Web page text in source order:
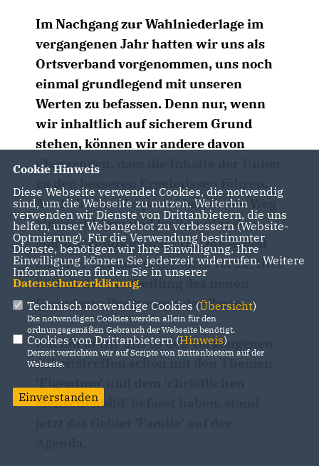
Im Nachgang zur Wahlniederlage im
vergangenen Jahr hatten wir uns als
Ortsverband vorgenommen, uns noch
einmal grundlegend mit unseren
Werten zu befassen. Denn nur, wenn
wir inhaltlich auf sicherem Grund
stehen, können wir andere davon
überzeugen, dass die Inhalte der Union
zu den besseren Ergebnissen führen.
Auch die Bundespartei hat diesen Weg
eingeschlagen und treibt unter dem
Motto 'Grundsätzlich CDU' die Arbeit
an einer Grundwertecharta voran. Dies
ist Teil der Erarbeitung des neuen
Grundsatz-Programms der Partei.
Nachdem wir uns in den vergangenen
Arbeitstreffen schon mit den Themen
Menschenbild' befasst haben, stand
Cookie Hinweis
Diese Webseite verwendet Cookies, die notwendig
sind, um die Webseite zu nutzen. Weiterhin
verwenden wir Dienste von Drittanbietern, die uns
helfen, unser Webangebot zu verbessern (Website-
Optmierung). Für die Verwendung bestimmter
Dienste, benötigen wir Ihre Einwilligung. Ihre
Einwilligung können Sie jederzeit widerrufen. Weitere
Informationen finden Sie in unserer
Datenschutzerklärung.
Technisch notwendige Cookies (Übersicht)
Die notwendigen Cookies werden allein für den
ordnungsgemäßen Gebrauch der Webseite benötigt.
Cookies von Drittanbietern (Hinweis)
Derzeit verzichten wir auf Scripte von Drittanbietern auf der
Webseite.
Einverstanden